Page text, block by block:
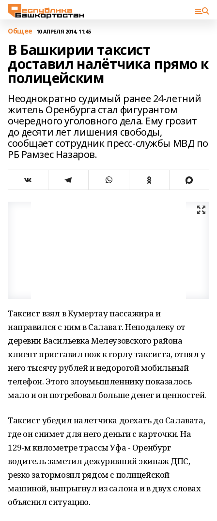
Общее 10 АПРЕЛЯ 2014, 11:45
В Башкирии таксист
доставил налётчика прямо к
полицейским
Неоднократно судимый ранее 24-летний
житель Оренбурга стал фигурантом
очередного уголовного дела. Ему грозит
до десяти лет лишения свободы,
сообщает сотрудник пресс-службы МВД по
РБ Рамзес Назаров.
Таксист взял в Кумертау пассажира и
направился с ним в Салават. Неподалеку от
деревни Васильевка Мелеузовского района
клиент приставил нож к горлу таксиста, отнял у
него тысячу рублей и недорогой мобильный
телефон. Этого злоумышленнику показалось
мало и он потребовал больше денег и ценностей.
Таксист убедил налетчика доехать до Салавата,
где он снимет для него деньги с карточки. На
129-м километре трассы Уфа - Оренбург
водитель заметил дежуривший экипаж ДПС,
резко затормозил рядом с полицейской
машиной, выпрыгнул из салона и в двух словах
объяснил ситуацию.